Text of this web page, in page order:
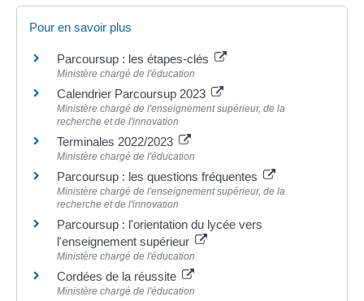
Pour en savoir plus
Parcoursup : les étapes-clés
Ministère chargé de l'éducation
Calendrier Parcoursup 2023
Ministère chargé de l'enseignement supérieur, de la
recherche et de l'innovation
Terminales 2022/2023
Ministère chargé de l'éducation
Parcoursup : les questions fréquentes
Ministère chargé de l'enseignement supérieur, de la
recherche et de l'innovation
Parcoursup : l'orientation du lycée vers
l'enseignement supérieur
Ministère chargé de l'éducation
Cordées de la réussite
Ministère chargé de l'éducation